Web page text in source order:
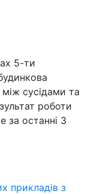
5-ти
сусідами та
роботи
за останні 3
прикладів з